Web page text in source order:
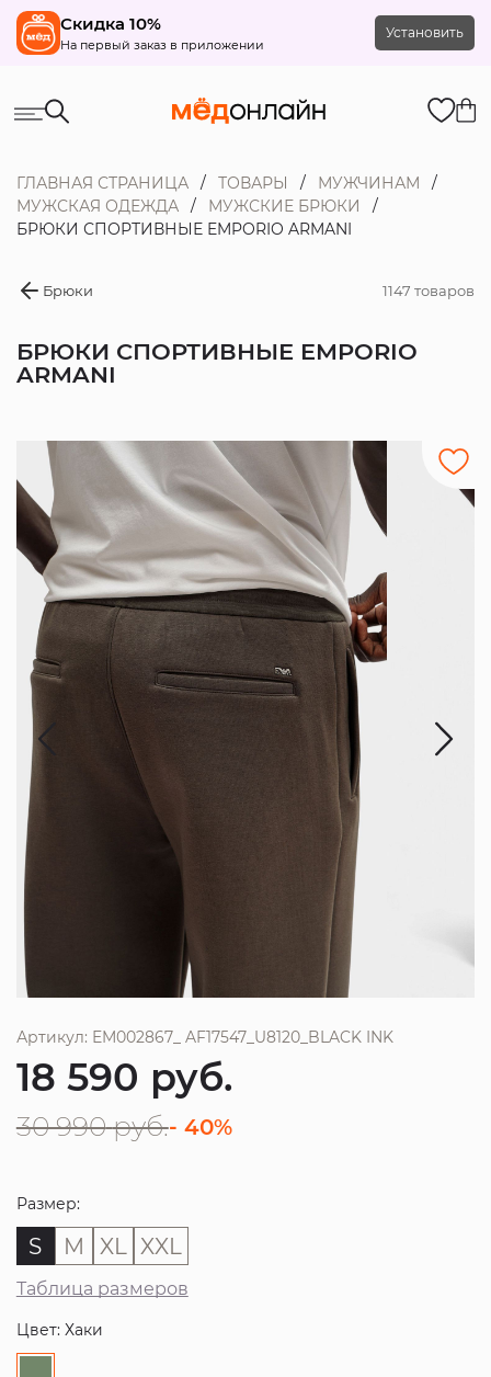
Скидка 10%
На первый заказ в приложении
Установить
ГЛАВНАЯ СТРАНИЦА ТОВАРЫ
МУЖЧИНАМ
МУЖСКАЯ ОДЕЖДА
МУЖСКИЕ БРЮКИ
БРЮКИ СПОРТИВНЫЕ EMPORIO ARMANI
Брюки 1147 товаров
БРЮКИ СПОРТИВНЫЕ EMPORIO
ARMANI
Артикул: EM002867_ AF17547_U8120_BLACK INK
18 590 руб.
30 990 руб.- 40%
Размер:
S M XL XXL
Таблица размеров
Цвет: Хаки